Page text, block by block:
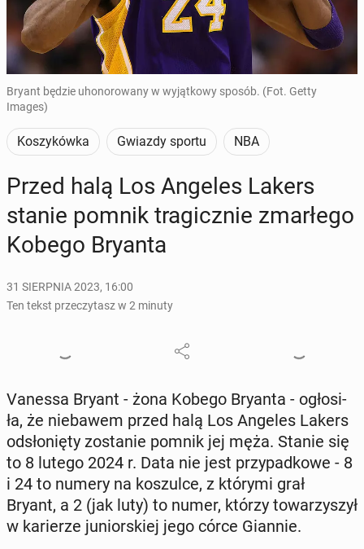
Bryant będzie uhonorowany w wyjątkowy sposób. (Fot. Getty
Images)
Koszykówka Gwiazdy sportu NBA
Przed halą Los Angeles Lakers
stanie pomnik tra­gicz­nie zmar­łe­go
Kobego Bryanta
31 SIERPNIA 2023, 16:00
Ten tekst przeczytasz w 2 minuty
Vanessa Bryant - żona Kobego Bryanta - ogło­si­
ła, że nie­ba­wem przed halą Los Angeles Lakers
od­sło­nię­ty zo­sta­nie pomnik jej męża. Stanie się
to 8 lutego 2024 r. Data nie jest przy­pad­ko­we - 8
i 24 to numery na ko­szul­ce, z którymi grał
Bryant, a 2 (jak luty) to numer, którzy to­wa­rzy­szył
w ka­rie­rze ju­nior­skiej jego córce Giannie.